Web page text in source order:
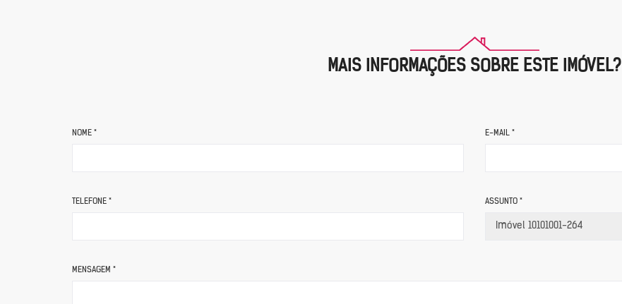
MAIS INFORMAÇÕES SOBRE ESTE IMÓVEL?
NOME * E-MAIL *
TELEFONE * ASSUNTO *
MENSAGEM *